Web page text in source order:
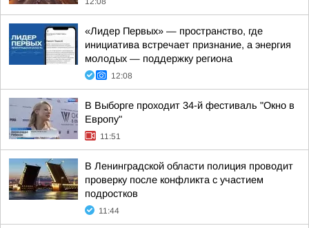
«Лидер Первых» — пространство, где
инициатива встречает признание, а энергия
молодых — поддержку региона
12:08
В Выборге проходит 34-й фестиваль "Окно в
Европу"
11:51
В Ленинградской области полиция проводит
проверку после конфликта с участием
подростков
11:44